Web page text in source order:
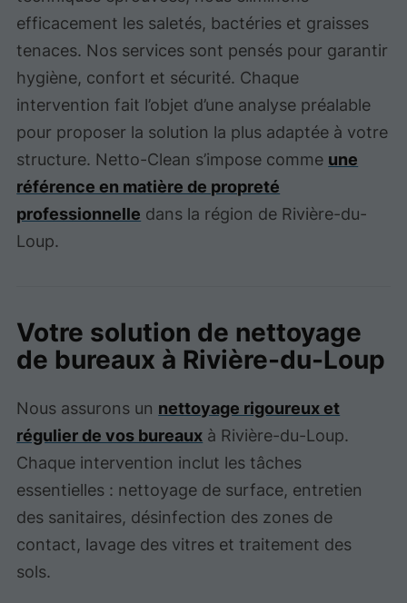
efficacement les saletés, bactéries et graisses
tenaces. Nos services sont pensés pour garantir
hygiène, confort et sécurité. Chaque
intervention fait l’objet d’une analyse préalable
pour proposer la solution la plus adaptée à votre
structure. Netto-Clean s’impose comme une
référence en matière de propreté
professionnelle dans la région de Rivière-du-
Loup.
Votre solution de nettoyage
de bureaux à Rivière-du-Loup
Nous assurons un nettoyage rigoureux et
régulier de vos bureaux à Rivière-du-Loup.
Chaque intervention inclut les tâches
essentielles : nettoyage de surface, entretien
des sanitaires, désinfection des zones de
contact, lavage des vitres et traitement des
sols.